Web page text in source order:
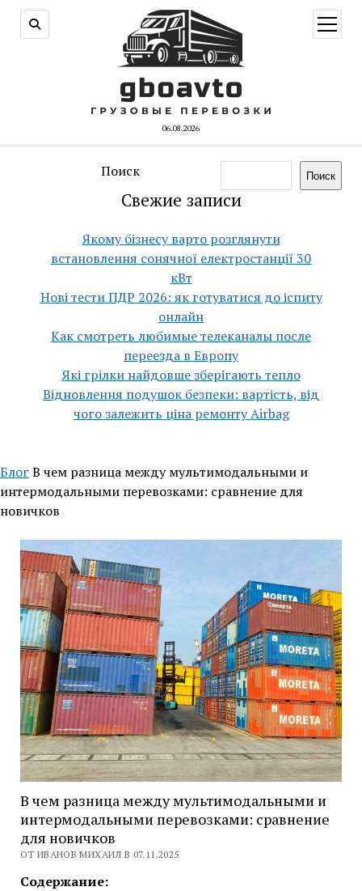
06.08.2026
меню
Поиск Поиск
Свежие записи
Якому бізнесу варто розглянути
встановлення сонячної електростанції 30
кВт
Нові тести ПДР 2026: як готуватися до іспиту
онлайн
Как смотреть любимые телеканалы после
переезда в Европу
Які грілки найдовше зберігають тепло
Відновлення подушок безпеки: вартість, від
чого залежить ціна ремонту Airbag
Блог В чем разница между мультимодальными и
интермодальными перевозками: сравнение для
новичков
В чем разница между мультимодальными и
интермодальными перевозками: сравнение
для новичков
ОТ ИВАНОВ МИХАИЛ В 07.11.2025
Содержание: